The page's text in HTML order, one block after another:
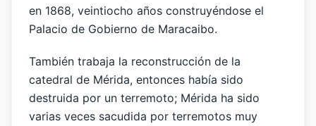
en 1868, veintiocho años construyéndose el
Palacio de Gobierno de Maracaibo.
También trabaja la reconstrucción de la
catedral de Mérida, entonces había sido
destruida por un terremoto; Mérida ha sido
varias veces sacudida por terremotos muy